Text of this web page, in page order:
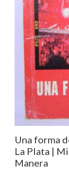
Una forma
La Plata |
Manera